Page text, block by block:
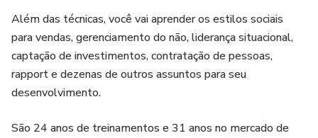
Além das técnicas, você vai aprender os estilos sociais
para vendas, gerenciamento do não, liderança situacional,
captação de investimentos, contratação de pessoas,
rapport e dezenas de outros assuntos para seu
desenvolvimento.
São 24 anos de treinamentos e 31 anos no mercado de